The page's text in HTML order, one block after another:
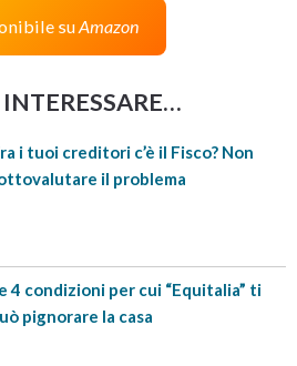
suAmazon
i tuoi creditori c’è il Fisco? Non
il problema
4 condizioni per cui “Equitalia” ti
pignorare la casa